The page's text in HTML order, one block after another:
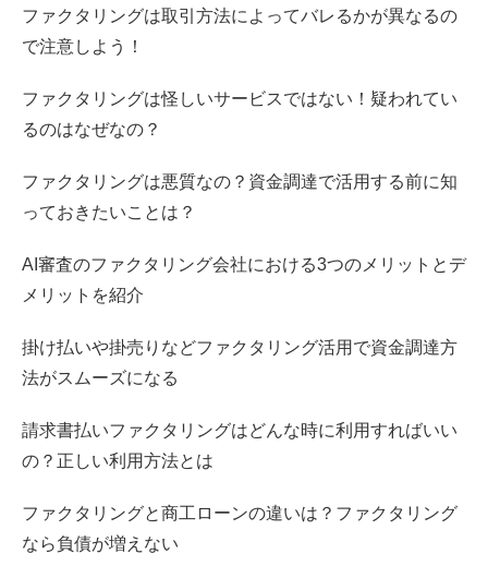
ファクタリングは取引方法によってバレるかが異なるの
で注意しよう！
ファクタリングは怪しいサービスではない！疑われてい
るのはなぜなの？
ファクタリングは悪質なの？資金調達で活用する前に知
っておきたいことは？
AI審査のファクタリング会社における3つのメリットとデ
メリットを紹介
掛け払いや掛売りなどファクタリング活用で資金調達方
法がスムーズになる
請求書払いファクタリングはどんな時に利用すればいい
の？正しい利用方法とは
ファクタリングと商工ローンの違いは？ファクタリング
なら負債が増えない